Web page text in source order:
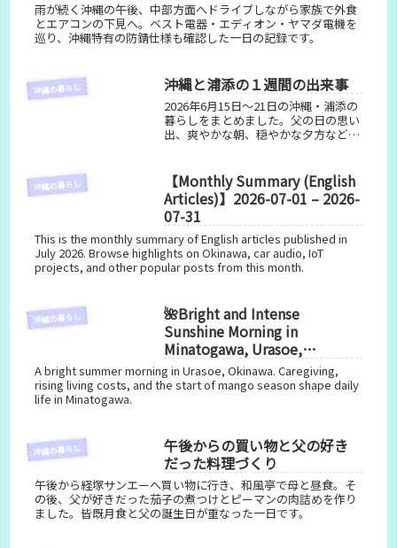
雨が続く沖縄の午後、中部方面へドライブしながら家族で外食
とエアコンの下見へ。ベスト電器・エディオン・ヤマダ電機を
巡り、沖縄特有の防錆仕様も確認した一日の記録です。
沖縄の暮らし 沖縄と浦添の１週間の出来事
2026年6月15日〜21日の沖縄・浦添の
暮らしをまとめました。父の日の思い
出、爽やかな朝、穏やかな夕方など、
沖縄の暮らし
【Monthly Summary (English
Articles)】2026-07-01 – 2026-
07-31
This is the monthly summary of English articles published in
July 2026. Browse highlights on Okinawa, car audio, IoT
projects, and other popular posts from this month.
沖縄の暮らし
🌺Bright and Intense
Sunshine Morning in
Minatogawa, Urasoe,
Okinawa｜Clear Skies and
Daily Life
A bright summer morning in Urasoe, Okinawa. Caregiving,
rising living costs, and the start of mango season shape daily
life in Minatogawa.
沖縄の暮らし
午後からの買い物と父の好き
だった料理づくり
午後から経塚サンエーへ買い物に行き、和風亭で母と昼食。そ
の後、父が好きだった茄子の煮つけとピーマンの肉詰めを作り
ました。皆既月食と父の誕生日が重なった一日です。